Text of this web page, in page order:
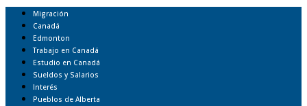
Migración
Canadá
Edmonton
Trabajo en Canadá
Estudio en Canadá
Sueldos y Salarios
Interés
Pueblos de Alberta